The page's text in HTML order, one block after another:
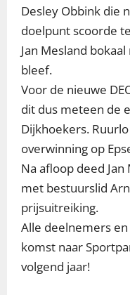
Desley Obbink die
doelpunt scoorde
Jan Mesland
bleef.
Voor de nieuwe
dit dus meteen de
Dijkhoekers.
overwinning op
Na afloop deed
met bestuurslid
prijsuitreiking.
Alle deelnemers
komst naar
volgend jaar!